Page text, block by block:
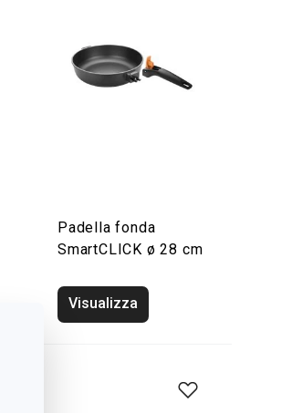
Padella fonda
SmartCLICK ø 28 cm
Visualizza